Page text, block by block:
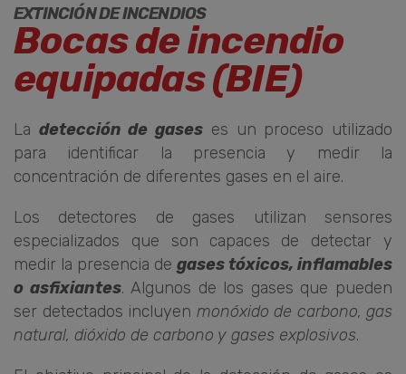
EXTINCIÓN DE INCENDIOS
Bocas de incendio
equipadas (BIE)
La detección de gases es un proceso utilizado
para identificar la presencia y medir la
concentración de diferentes gases en el aire.
Los detectores de gases utilizan sensores
especializados que son capaces de detectar y
medir la presencia de gases tóxicos, inflamables
o asfixiantes. Algunos de los gases que pueden
ser detectados incluyen monóxido de carbono, gas
natural, dióxido de carbono y gases explosivos.